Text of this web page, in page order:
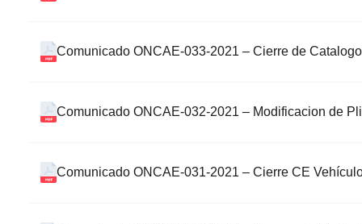
Comunicado ONCAE-033-2021 – Cierre de
Comunicado ONCAE-032-2021 – Modificacion de
Comunicado ONCAE-031-2021 – Cierre CE